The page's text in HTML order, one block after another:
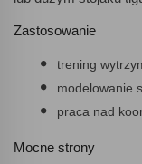
Zastosowanie
trening
modelowanie
praca nad
Mocne strony